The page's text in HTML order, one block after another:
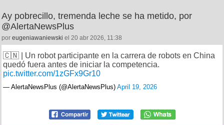
Ay pobrecillo, tremenda leche se ha metido, por
@AlertaNewsPlus
por eugeniawaniewski el 20 abr 2026, 11:38
🇨🇳 | Un robot participante en la carrera de robots en China
quedó fuera antes de iniciar la competencia.
pic.twitter.com/1zGFx9Gr10
— AlertaNewsPlus (@AlertaNewsPlus) April 19, 2026